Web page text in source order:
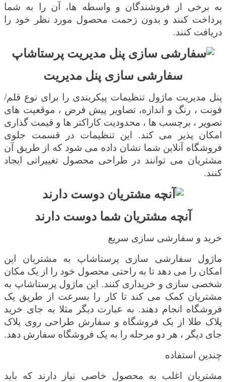
به برخی از فروشندگان و واسطه ها، آن را به شما
پرداخت كنند و بدون زحمت محصول مورد نظر خود را
دریافت كنند.
سفارشی سازی پنل مدیریت
پنل مدیریت ماژول تنظیمات پیکربندی را برای نوع قلم/
فونت ، رنگ و اندازه، تصاویر پیش فرض ، موقعیت های
تصویر ، برچسب ها ، محدودیت کاراکتر ها و قیمت گذاری
امکان پذیر می کند. این تنظیمات در قسمت جلوی
فروشگاه آنلاین شما نشان داده می شود که از طریق آن
مشتریان می توانند در طراحی محصول تغییراتی ایجاد
کنند.
آنچه مشتریان شما دوست دارند
خرید و سفارشی سازی سریع
ماژول سفارشی سازی پرستاشاپ به مشتریان این
امکان را می دهد تا به راحتی محصول خود را از یک مکان
شخصی سازی و خریداری کنند. این ماژول پرستاشاپ به
مشتریان کمک می کند تا کار را بسرعت از طریق یک
فروشگاه انجام دهند. به عبارت دیگر مثلا به جای خرید
پلاک طلا از یک فروشگاه و سفارش طراحی روی پلاک
جای دیگر ، هر دو مرحله را به یک فروشگاه سفارش دهد.
چندین استفاده
مشتریان اغلب به محصول خاصی نیاز دارند که باید